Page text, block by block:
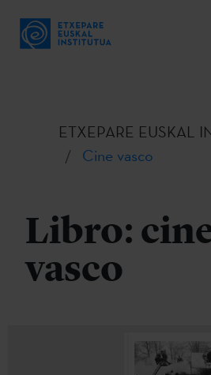
ETXEPARE EUSKAL
Cine vasco
Libro:
vasco